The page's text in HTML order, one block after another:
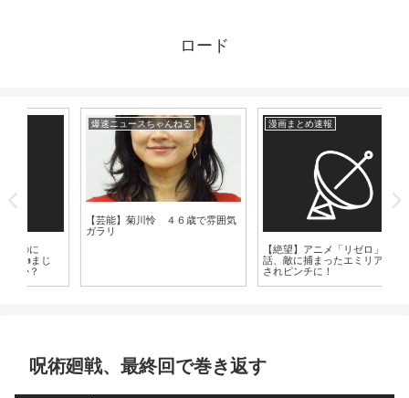
ロード
爆速ニュースちゃんねる
【芸能】菊川怜 ４６歳で雰囲気
ガラリ
漫画まとめ速報
【絶望】アニメ「リゼロ」第54
話、敵に捕まったエミリアが裸に
されピンチに！
呪術廻戦、最終回で巻き返す